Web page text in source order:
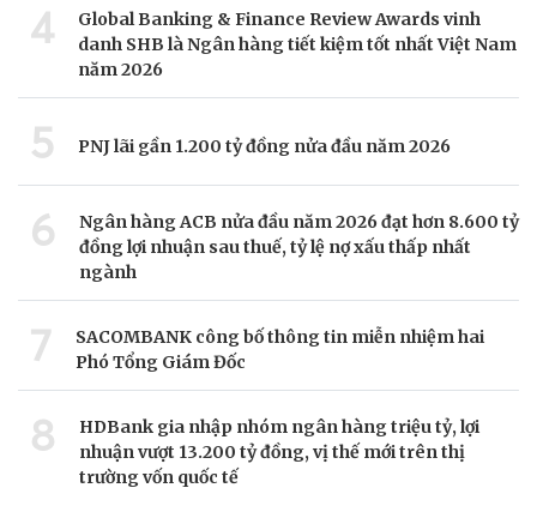
4
Global Banking & Finance Review Awards vinh
danh SHB là Ngân hàng tiết kiệm tốt nhất Việt Nam
năm 2026
5 PNJ lãi gần 1.200 tỷ đồng nửa đầu năm 2026
6
Ngân hàng ACB nửa đầu năm 2026 đạt hơn 8.600 tỷ
đồng lợi nhuận sau thuế, tỷ lệ nợ xấu thấp nhất
ngành
7
SACOMBANK công bố thông tin miễn nhiệm hai
Phó Tổng Giám Đốc
8
HDBank gia nhập nhóm ngân hàng triệu tỷ, lợi
nhuận vượt 13.200 tỷ đồng, vị thế mới trên thị
trường vốn quốc tế